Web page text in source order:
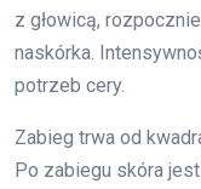
z głowicą,
naskórka.
potrzeb cery.
Zabieg trwa od
Po zabiegu skóra